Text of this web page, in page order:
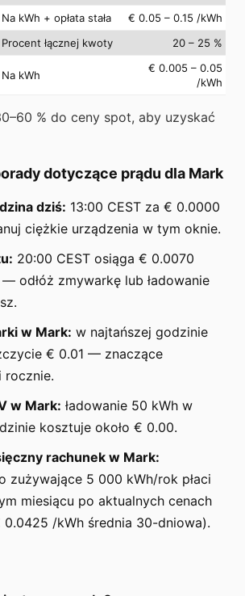
Na kWh + opłata stała
€ 0.05 – 0.15 /kWh
Procent łącznej kwoty
20 – 25 %
Na kWh
€ 0.005 – 0.05
/kWh
% do ceny spot, aby uzyskać
dotyczące prądu dla Mark
dziś: 13:00 CEST za € 0.0000
ciężkie urządzenia w tym oknie.
20:00 CEST osiąga € 0.0070
odłóż zmywarkę lub ładowanie
w Mark: w najtańszej godzinie
€ 0.01 — znaczące
rocznie.
w Mark: ładowanie 50 kWh w
kosztuje około € 0.00.
rachunek w Mark:
zużywające 5 000 kWh/rok płaci
miesiącu po aktualnych cenach
/kWh średnia 30-dniowa).